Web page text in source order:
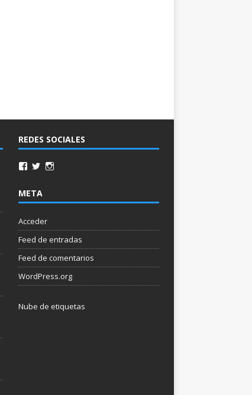
REDES SOCIALES
META
Acceder
Feed de entradas
Feed de comentarios
WordPress.org
Nube de etiquetas